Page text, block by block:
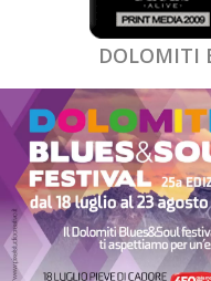
DOLOMITI